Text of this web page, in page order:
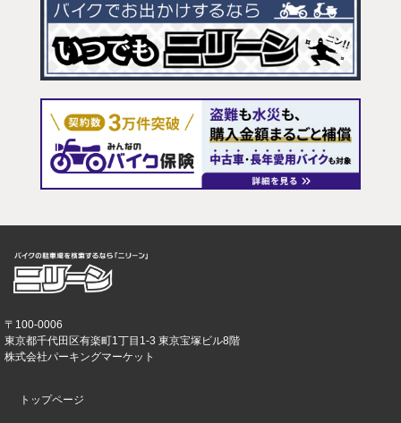
〒100-0006
東京都千代田区有楽町1丁目1-3 東京宝塚ビル8階
株式会社パーキングマーケット
トップページ